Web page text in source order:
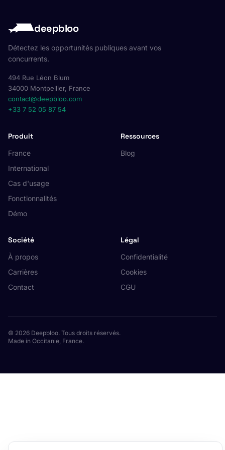
deepbloo
Détectez les opportunités publiques avant vos
concurrents.
494 Rue Léon Blum
34000 Montpellier, France
contact@deepbloo.com
+33 7 52 05 87 54
Produit
France
International
Cas d'usage
Fonctionnalités
Démo
Ressources
Blog
Société
À propos
Carrières
Contact
Légal
Confidentialité
Cookies
CGU
© 2026 Deepbloo. Tous droits réservés.
Made in Occitanie, France.